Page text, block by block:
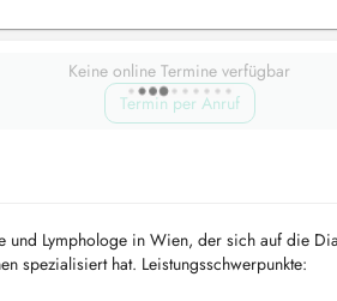
Keine online Termine verfügbar
Termin per Anruf
und Lymphologe in Wien, der sich auf die
spezialisiert hat. Leistungsschwerpunkte: